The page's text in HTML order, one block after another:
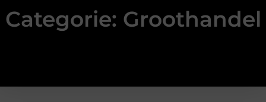
Categorie: Groothandel